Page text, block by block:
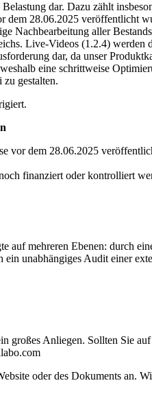
dar. Dazu zählt
28.06.2025 veröffentlicht
aller
Live-Videos (1.2.4)
dar, da unser
eine schrittweise
gestalten.
dem 28.06.2025
finanziert oder kontrolliert
mehreren Ebenen: durch
unabhängiges Audit einer
Anliegen. Sollten Sie
oder des Dokuments an.